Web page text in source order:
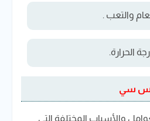
والتعب .
الحرارة.
سي
والأسباب المختلفة التي